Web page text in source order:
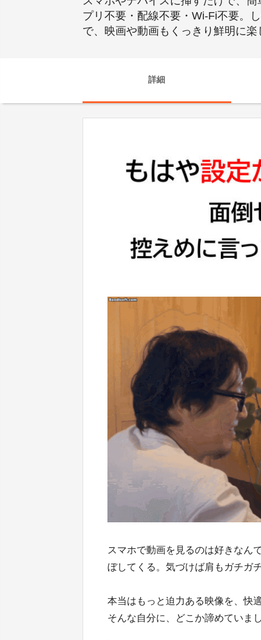
プリ不要・配線不要・Wi-Fi不要。
で、映画や動画もくっきり鮮明に楽
詳細
スマホで動画を見るのは好きなん
ぼしてくる。気づけば肩もガチガ
本当はもっと迫力ある映像を、
そんな自分に、どこか諦めていまし